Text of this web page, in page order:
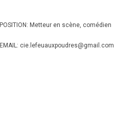
POSITION: Metteur en scène, comédien
EMAIL: cie.lefeuauxpoudres@gmail.com